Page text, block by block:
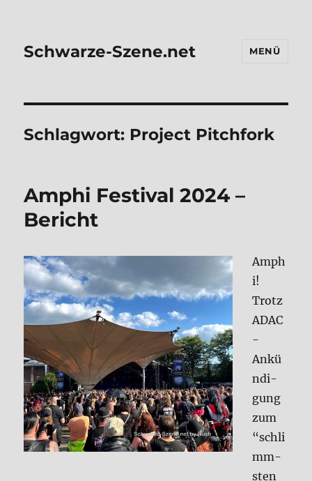
Schwarze-Szene.net MENÜ
Schlagwort: Project Pitchfork
Amphi Festi­val 2024 –
Bericht
Amph
i!
Trotz
ADAC
-
Ankü
n­di­
gung
zum
“schli
mm­
sten